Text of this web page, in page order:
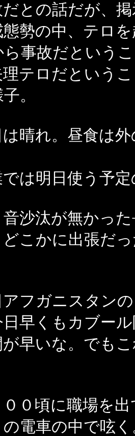
との話だが、
態勢の中、テロ
ら事故だという
テロだという
。
晴れ。昼食は
は明日使う予定
沙汰が無かった
こかに出張だ
フガニスタン
日早くもカブー
早いな。でも
０頃に職場を出
電車の中で呟く